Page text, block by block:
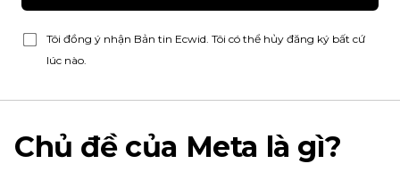
Tôi đồng ý nhận Bản tin Ecwid. Tôi có thể hủy đăng ký bất cứ
lúc nào.
Chủ đề của Meta là gì?